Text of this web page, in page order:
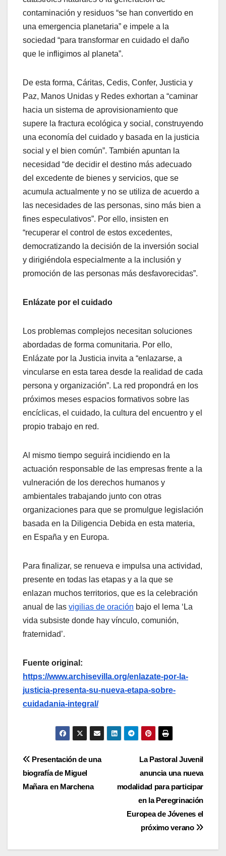
contaminación y residuos “se han convertido en
una emergencia planetaria” e impele a la
sociedad “para transformar en cuidado el daño
que le infligimos al planeta”.
De esta forma, Cáritas, Cedis, Confer, Justicia y
Paz, Manos Unidas y Redes exhortan a “caminar
hacia un sistema de aprovisionamiento que
supere la fractura ecológica y social, construyendo
una economía del cuidado y basada en la justicia
social y el bien común”. También apuntan la
necesidad “de decidir el destino más adecuado
del excedente de bienes y servicios, que se
acumula actualmente y no se utiliza de acuerdo a
las necesidades de las personas, sino más bien a
fines especulativos”. Por ello, insisten en
“recuperar el control de estos excedentes,
democratizando la decisión de la inversión social
y dirigiéndola especialmente a la inclusión y
promoción de las personas más desfavorecidas”.
Enlázate por el cuidado
Los problemas complejos necesitan soluciones
abordadas de forma comunitaria. Por ello,
Enlázate por la Justicia invita a “enlazarse, a
vincularse en esta tarea desde la realidad de cada
persona y organización”. La red propondrá en los
próximos meses espacios formativos sobre las
encíclicas, el cuidado, la cultura del encuentro y el
propio trabajo en red.
Al mismo tiempo seguirá incidiendo en la
actuación responsable de las empresas frente a la
vulneración de los derechos humanos y
ambientales trabajando junto con otras
organizaciones para que se promulgue legislación
basada en la Diligencia Debida en esta materia,
en España y en Europa.
Para finalizar, se renueva e impulsa una actividad,
presente en todas las etapas y a la que se
enlazan muchos territorios, que es la celebración
anual de las vigilias de oración bajo el lema ‘La
vida subsiste donde hay vínculo, comunión,
fraternidad’.
Fuente original:
https://www.archisevilla.org/enlazate-por-la-
justicia-presenta-su-nueva-etapa-sobre-
cuidadania-integral/
Navegación
de
La Pastoral Juvenil
anuncia una nueva
modalidad para participar
en la Peregrinación
Europea de Jóvenes el
próximo verano
Presentación de una
biografía de Miguel
Mañara en Marchena